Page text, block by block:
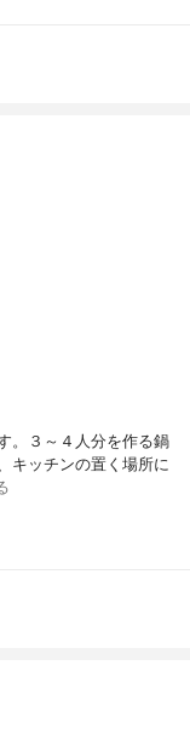
。３～４人分を作る鍋
キッチンの置く場所に